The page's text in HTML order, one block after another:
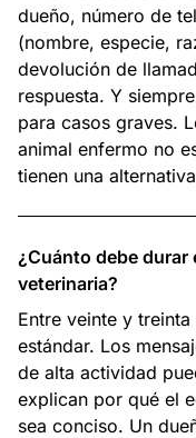
dueño, número de
(nombre, especie,
devolución de
respuesta. Y
para casos graves.
animal enfermo no
tienen una
¿Cuánto debe durar
veterinaria?
Entre veinte y
estándar. Los
de alta actividad
explican por qué el
sea conciso. Un